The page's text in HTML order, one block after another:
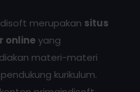
merupakan situs
onlineyang
materi-materi
kurikulum.